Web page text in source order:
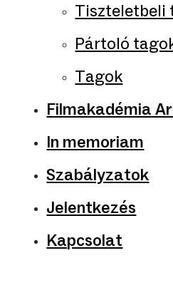
Tiszteletbeli
Pártoló
Tagok
Filmakadémia
In memoriam
Szabályzatok
Jelentkezés
Kapcsolat